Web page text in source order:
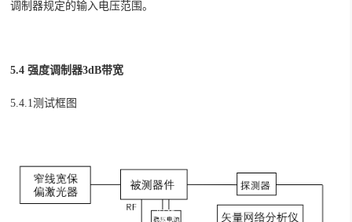
调制器规定的输入电压范围。
5.4 强度调制器3dB带宽
5.4.1测试框图